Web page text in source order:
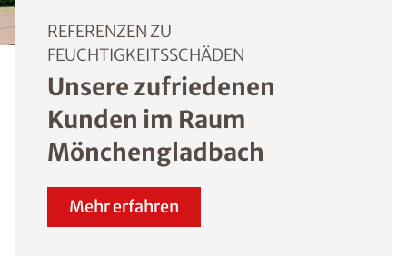
vertikale Abdichtung